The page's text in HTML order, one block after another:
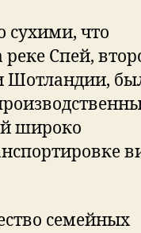
сухими, что
Спей,
Шотландии,
широко
семейных